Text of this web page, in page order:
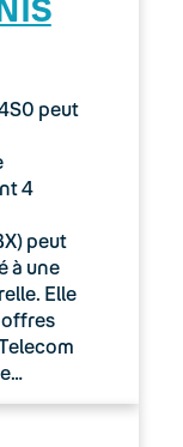
peut
4
peut
à une
Elle
offres